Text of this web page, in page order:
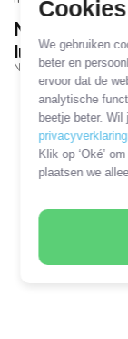
We gebruiken
beter en
ervoor dat de
analytische
beetje beter.
privacyverklaring
Klik op ‘Oké’
plaatsen we
NJS/Rean
NJS763